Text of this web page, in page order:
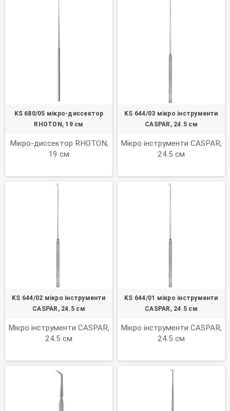
KS 680/05 мікро-диссектор
RHOTON, 19 см
Мікро-диссектор RHOTON,
19 см
KS 644/03 мікро інструменти
CASPAR, 24.5 см
Мікро інструменти CASPAR,
24.5 см
KS 644/02 мікро інструменти
CASPAR, 24.5 см
Мікро інструменти CASPAR,
24.5 см
KS 644/01 мікро інструменти
CASPAR, 24.5 см
Мікро інструменти CASPAR,
24.5 см